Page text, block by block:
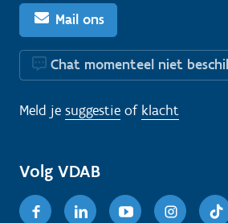
Mail ons
Chat momenteel niet
Meld je suggestie of klacht
Volg VDAB
FacebookLinkedinYoutube